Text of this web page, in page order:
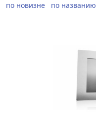
по новизне
по названию